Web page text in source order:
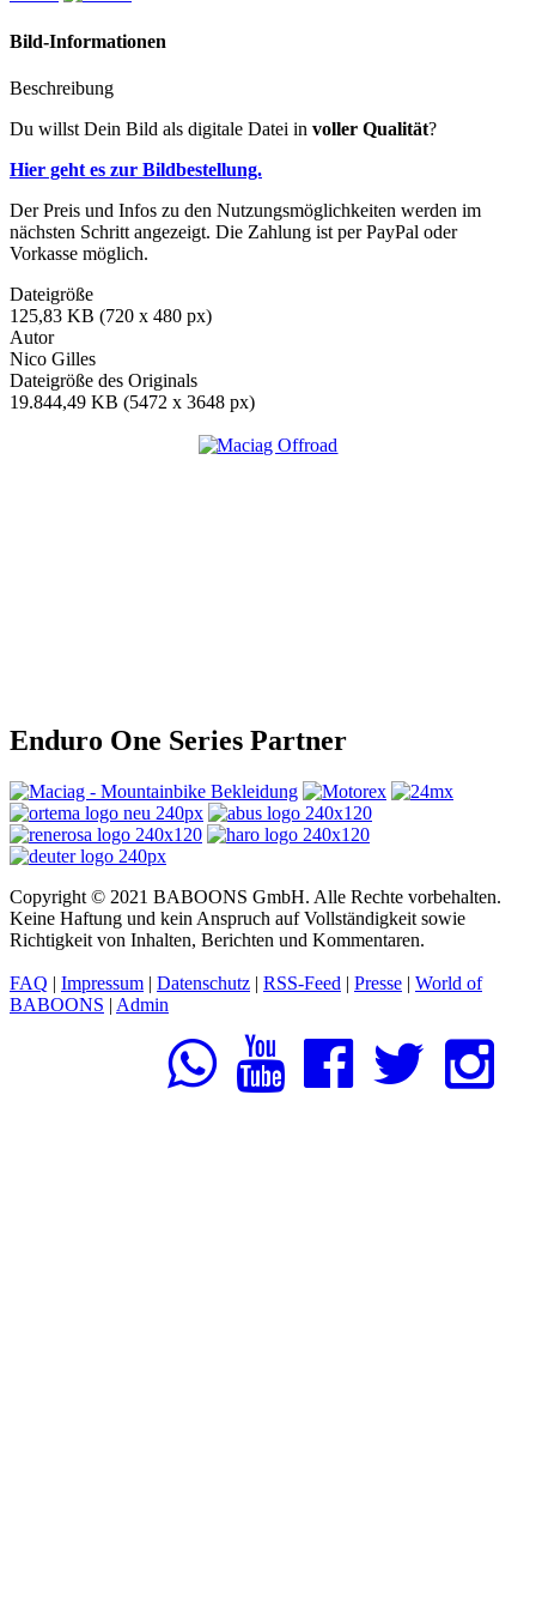
Bild-Informationen
Beschreibung
Du willst Dein Bild als digitale Datei in voller Qualität?
Hier geht es zur Bildbestellung.
Der Preis und Infos zu den Nutzungsmöglichkeiten werden im
nächsten Schritt angezeigt. Die Zahlung ist per PayPal oder
Vorkasse möglich.
Dateigröße
125,83 KB (720 x 480 px)
Autor
Nico Gilles
Dateigröße des Originals
19.844,49 KB (5472 x 3648 px)
Enduro One Series Partner
Copyright © 2021 BABOONS GmbH. Alle Rechte vorbehalten.
Keine Haftung und kein Anspruch auf Vollständigkeit sowie
Richtigkeit von Inhalten, Berichten und Kommentaren.
FAQ | Impressum | Datenschutz | RSS-Feed | Presse | World of
BABOONS | Admin